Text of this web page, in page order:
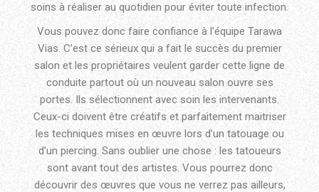
soins à réaliser au quotidien pour éviter toute infection.
Vous pouvez donc faire confiance à l’équipe Tarawa
Vias. C’est ce sérieux qui a fait le succès du premier
salon et les propriétaires veulent garder cette ligne de
conduite partout où un nouveau salon ouvre ses
portes. Ils sélectionnent avec soin les intervenants.
Ceux-ci doivent être créatifs et parfaitement maitriser
les techniques mises en œuvre lors d’un tatouage ou
d’un piercing. Sans oublier une chose : les tatoueurs
sont avant tout des artistes. Vous pourrez donc
découvrir des œuvres que vous ne verrez pas ailleurs,